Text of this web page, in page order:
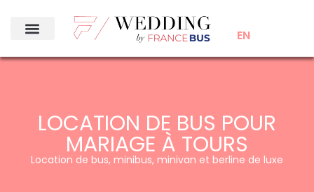
EN
LOCATION DE BUS POUR
MARIAGE À TOURS
Location de bus, minibus, minivan et berline de luxe